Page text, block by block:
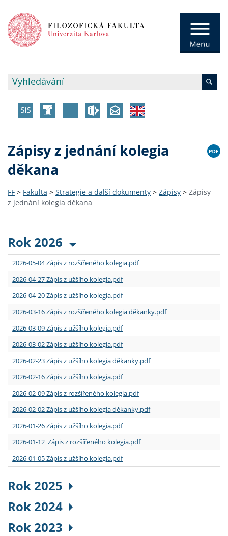
Zápisy z jednání kolegia
děkana
FF > Fakulta > Strategie a další dokumenty > Zápisy > Zápisy
z jednání kolegia děkana
Rok 2026
2026-05-04 Zápis z rozšířeného kolegia.pdf
2026-04-27 Zápis z užšího kolegia.pdf
2026-04-20 Zápis z užšího kolegia.pdf
2026-03-16 Zápis z rozšířeného kolegia děkanky.pdf
2026-03-09 Zápis z užšího kolegia.pdf
2026-03-02 Zápis z užšího kolegia.pdf
2026-02-23 Zápis z užšího kolegia děkanky.pdf
2026-02-16 Zápis z užšího kolegia.pdf
2026-02-09 Zápis z rozšířeného kolegia.pdf
2026-02-02 Zápis z užšího kolegia děkanky.pdf
2026-01-26 Zápis z užšího kolegia.pdf
2026-01-12 Zápis z rozšířeného kolegia.pdf
2026-01-05 Zápis z užšího kolegia.pdf
Rok 2025
Rok 2024
Rok 2023